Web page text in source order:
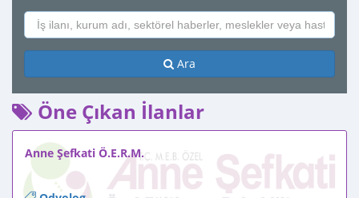
Ara
Öne Çıkan İlanlar
Anne Şefkati Ö.E.R.M.